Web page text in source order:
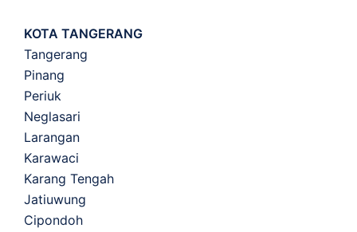
KOTA TANGERANG
Tangerang
Pinang
Periuk
Neglasari
Larangan
Karawaci
Karang Tengah
Jatiuwung
Cipondoh